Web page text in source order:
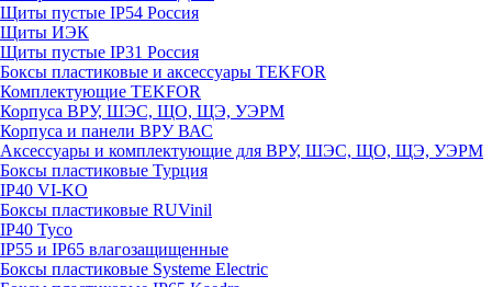
Щиты пустые IP54 Россия
Щиты ИЭК
Щиты пустые IP31 Россия
Боксы пластиковые и аксессуары TEKFOR
Комплектующие TEKFOR
Корпуса ВРУ, ШЭС, ЩО, ЩЭ, УЭРМ
Корпуса и панели ВРУ ВАС
Аксессуары и комплектующие для ВРУ, ШЭС, ЩО, ЩЭ, УЭРМ
Боксы пластиковые Турция
IP40 VI-KO
Боксы пластиковые RUVinil
IP40 Тусо
IP55 и IP65 влагозащищенные
Боксы пластиковые Systeme Electric